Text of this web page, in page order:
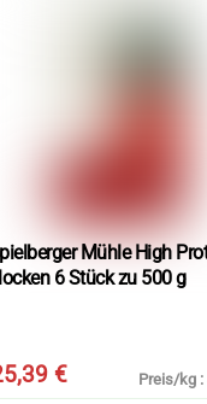
Mühle High
6 Stück zu 500 g
€
Preis/kg :